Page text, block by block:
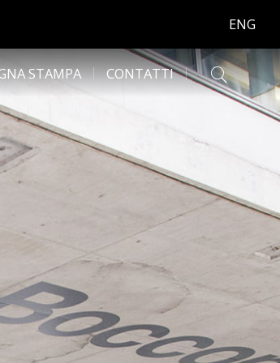
ENG
STAMPA CONTATTI